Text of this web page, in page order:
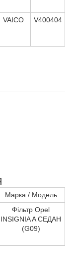
VAICO V400404
Марка / Модель
Фільтр Opel
INSIGNIA A СЕДАН
(G09)